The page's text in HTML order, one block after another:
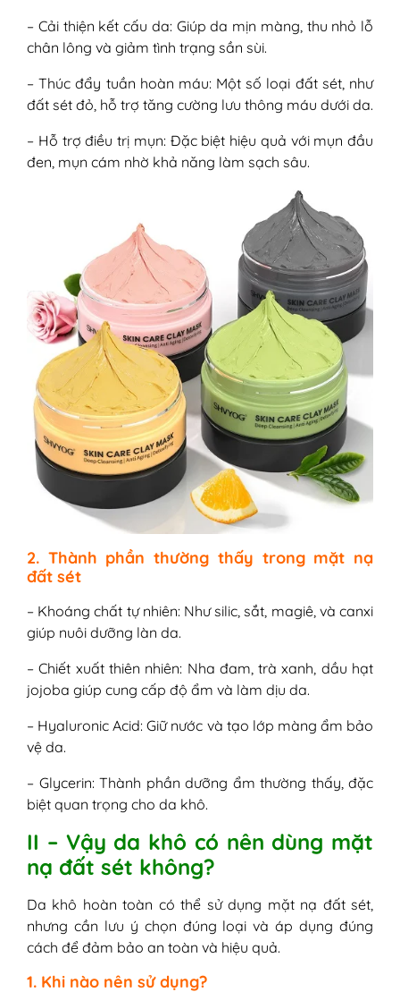
5. Origins Active Charcoal Mask To
Clear Pores
Charcoal Purifying Glow Mask
7. Kiehl's Rare Earth Deep Pore
Cleansing Masque
IV - Cách sử dụng mặt nạ đất sét cho da
1. Chọn loại mặt nạ đất sét phù hợp
2. Quy trình sử dụng
3. Kết hợp dưỡng ẩm sau khi dùng
4. Tần suất sử dụng
V - Những lưu ý khi dùng mặt nạ đất sét
cho da khô
– Cải thiện kết cấu da: Giúp da mịn màng, thu nhỏ lỗ
chân lông và giảm tình trạng sần sùi.
– Thúc đẩy tuần hoàn máu: Một số loại đất sét, như
đất sét đỏ, hỗ trợ tăng cường lưu thông máu dưới da.
– Hỗ trợ điều trị mụn: Đặc biệt hiệu quả với mụn đầu
đen, mụn cám nhờ khả năng làm sạch sâu.
2. Thành phần thường thấy trong mặt nạ
đất sét
– Khoáng chất tự nhiên: Như silic, sắt, magiê, và canxi
giúp nuôi dưỡng làn da.
– Chiết xuất thiên nhiên: Nha đam, trà xanh, dầu hạt
jojoba giúp cung cấp độ ẩm và làm dịu da.
– Hyaluronic Acid: Giữ nước và tạo lớp màng ẩm bảo
vệ da.
– Glycerin: Thành phần dưỡng ẩm thường thấy, đặc
biệt quan trọng cho da khô.
II – Vậy da khô có nên dùng mặt
nạ đất sét không?
Da khô hoàn toàn có thể sử dụng mặt nạ đất sét,
nhưng cần lưu ý chọn đúng loại và áp dụng đúng
cách để đảm bảo an toàn và hiệu quả.
1. Khi nào nên sử dụng?